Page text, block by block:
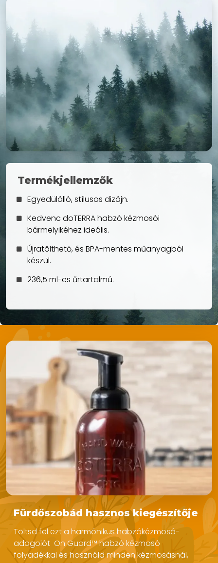
Termékjellemzők
Egyedülálló, stílusos dizájn.
Kedvenc doTERRA habzó kézmosói
bármelyikéhez ideális.
Újratölthető, és BPA-mentes műanyagból
készül.
236,5 ml-es űrtartalmú.
Fürdőszobád hasznos kiegészítője
Töltsd fel ezt a harmónikus habzókézmosó-
adagolót On Guard™ habzó kézmosó
folyadékkal és használd minden kézmosásnál,